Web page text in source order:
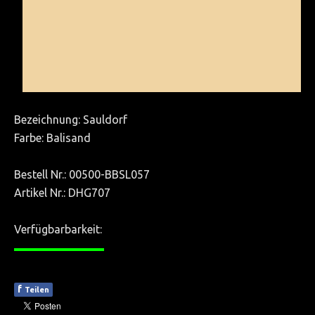
KONTAKT
Bezeichnung: Sauldorf
Farbe: Balisand
Bestell Nr.: 00500-BBSL057
Artikel Nr.: DHG707
Verfügbarbarkeit:
————
f Teilen